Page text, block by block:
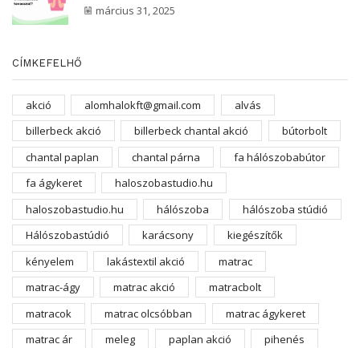
március 31, 2025
CÍMKEFELHŐ
akció alomhalokft@gmail.com
alvás
billerbeck akció
billerbeck chantal akció
bútorbolt
chantal paplan
chantal párna
fa hálószobabútor
fa ágykeret
haloszobastudio.hu
haloszobastudio.hu
hálószoba
hálószoba stúdió
Hálószobastúdió
karácsony
kiegészítők
kényelem
lakástextil akció
matrac
matrac-ágy
matrac akció
matracbolt
matracok
matrac olcsóbban
matrac ágykeret
matrac ár
meleg paplan akció
pihenés